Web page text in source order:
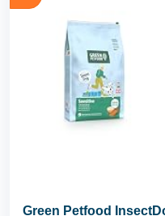
Green Petfood